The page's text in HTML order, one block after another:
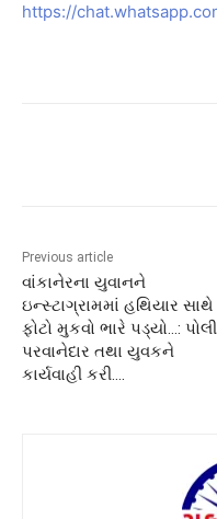
https://
Previous article
વાંકાનેરના યુવાનને
ઇન્સ્ટાગ્રામમાં હથિયાર સાથે
ફોટો મુકવો ભારે પડ્યો…:
પરવાનેદાર તથા યુવકને
કાર્યવાહી કરી….